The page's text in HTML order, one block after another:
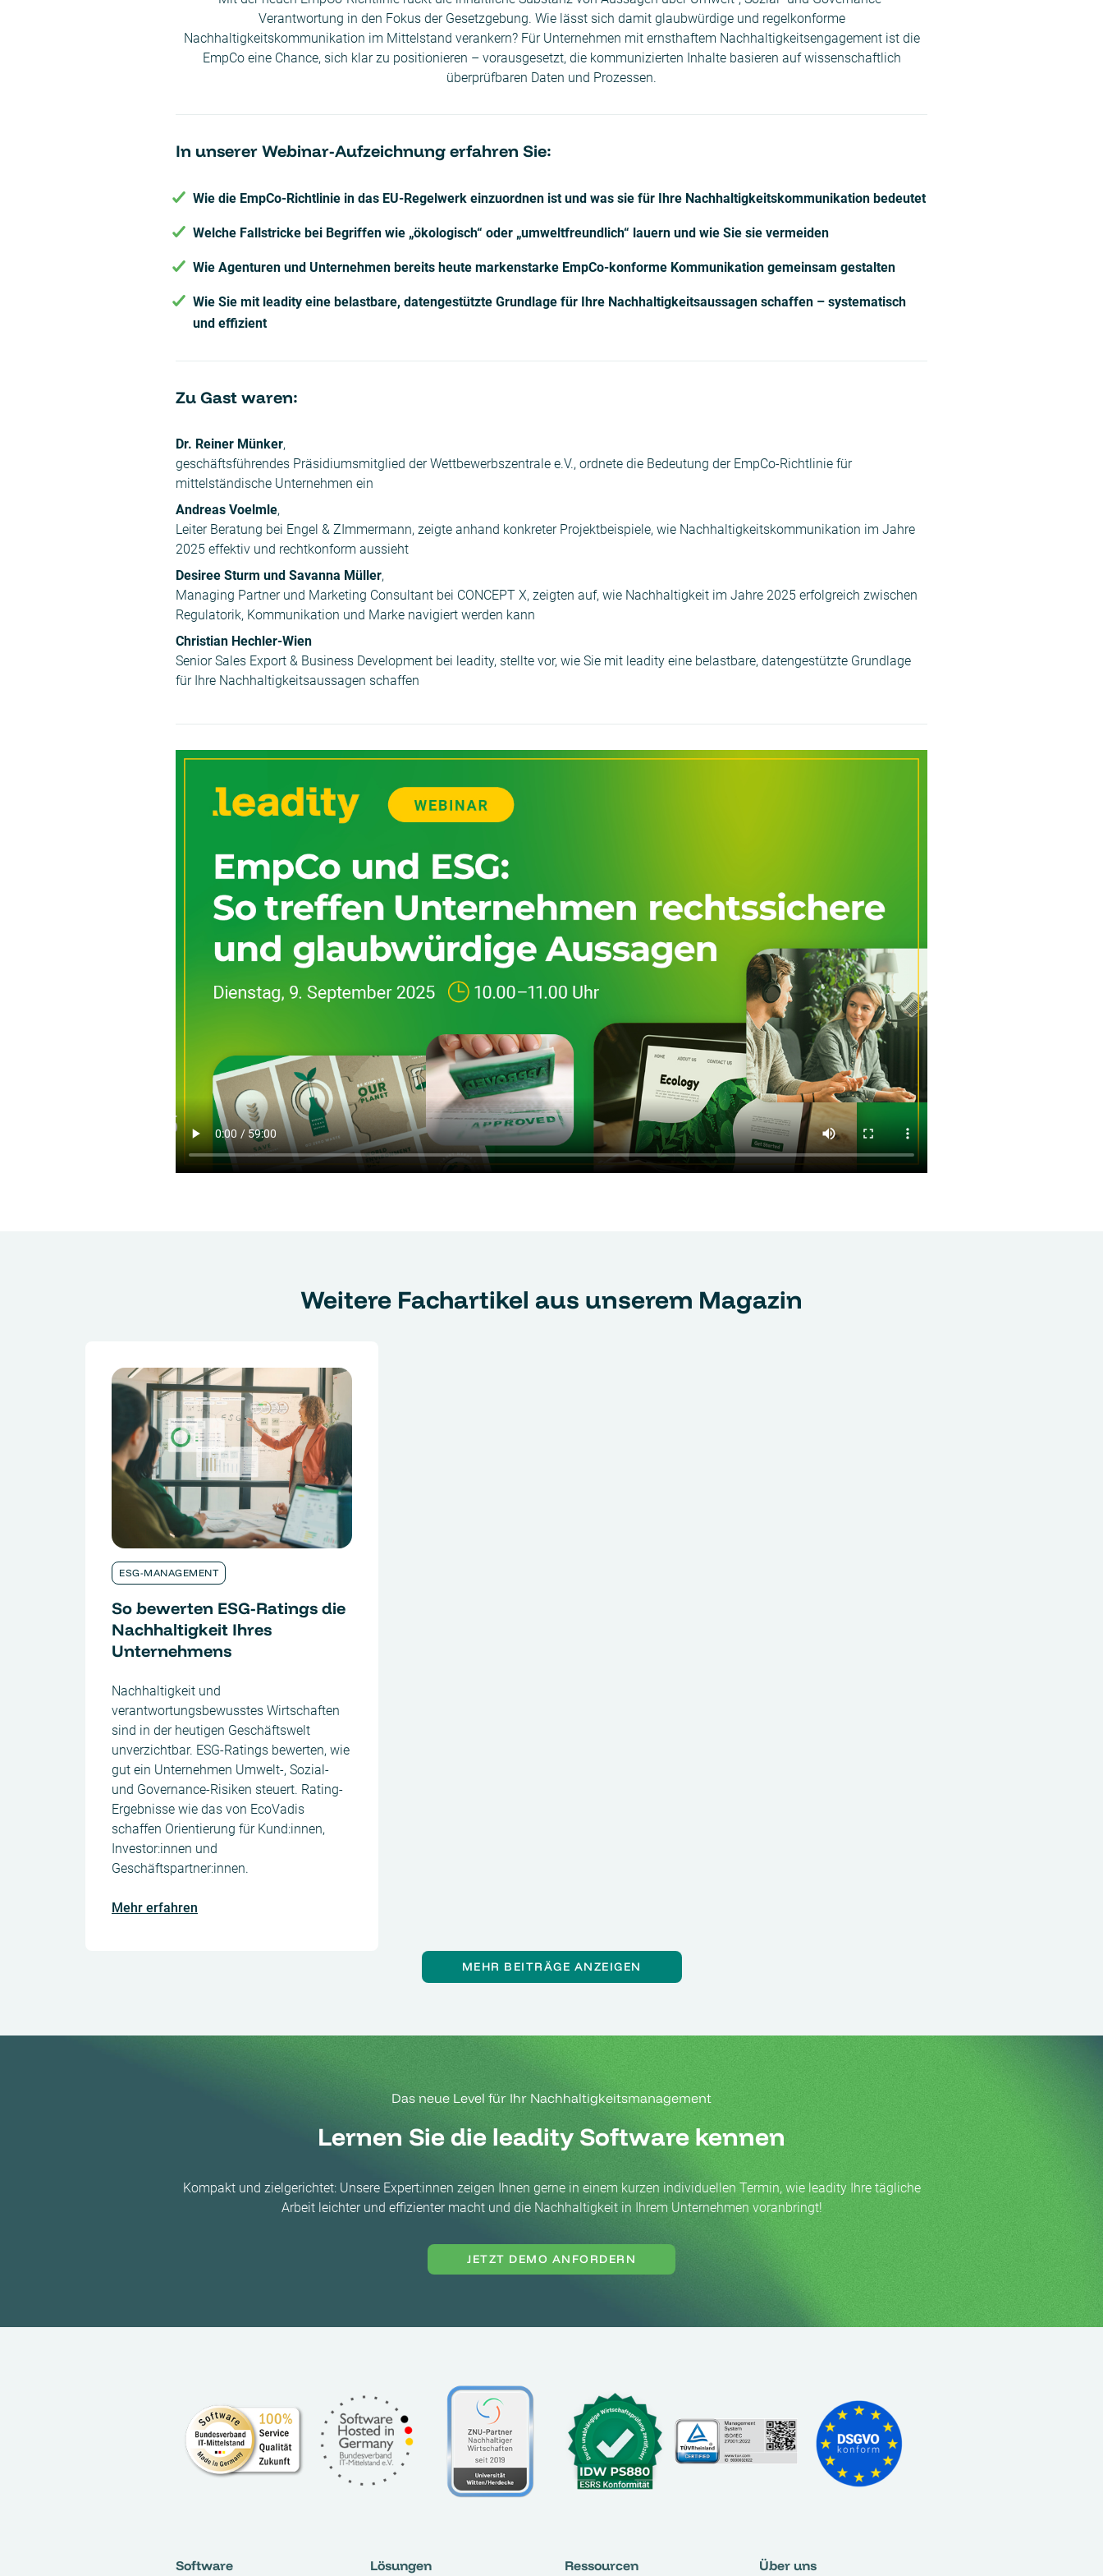
Verantwortung in den Fokus der Gesetzgebung. Wie lässt sich damit glaubwürdige und regelkonforme
Nachhaltigkeitskommunikation im Mittelstand verankern? Für Unternehmen mit ernsthaftem Nachhaltigkeitsengagement ist die
EmpCo eine Chance, sich klar zu positionieren – vorausgesetzt, die kommunizierten Inhalte basieren auf wissenschaftlich
überprüfbaren Daten und Prozessen.
In unserer Webinar-Aufzeichnung erfahren Sie:
Wie die EmpCo-Richtlinie in das EU-Regelwerk einzuordnen ist und was sie für Ihre Nachhaltigkeitskommunikation bedeutet
Welche Fallstricke bei Begriffen wie „ökologisch“ oder „umweltfreundlich“ lauern und wie Sie sie vermeiden
Wie Agenturen und Unternehmen bereits heute markenstarke EmpCo-konforme Kommunikation gemeinsam gestalten
Wie Sie mit leadity eine belastbare, datengestützte Grundlage für Ihre Nachhaltigkeitsaussagen schaffen – systematisch
und effizient
Zu Gast waren:
Dr. Reiner Münker,
geschäftsführendes Präsidiumsmitglied der Wettbewerbszentrale e.V., ordnete die Bedeutung der EmpCo-Richtlinie für
mittelständische Unternehmen ein
Andreas Voelmle,
Leiter Beratung bei Engel & ZImmermann, zeigte anhand konkreter Projektbeispiele, wie Nachhaltigkeitskommunikation im Jahre
2025 effektiv und rechtkonform aussieht
Desiree Sturm und Savanna Müller,
Managing Partner und Marketing Consultant bei CONCEPT X, zeigten auf, wie Nachhaltigkeit im Jahre 2025 erfolgreich zwischen
Regulatorik, Kommunikation und Marke navigiert werden kann
Christian Hechler-Wien
Senior Sales Export & Business Development bei leadity, stellte vor, wie Sie mit leadity eine belastbare, datengestützte Grundlage
für Ihre Nachhaltigkeitsaussagen schaffen
Weitere Fachartikel aus unserem Magazin
ESG-MANAGEMENT
So bewerten ESG-Ratings die
Nachhaltigkeit Ihres
Unternehmens
Nachhaltigkeit und
verantwortungsbewusstes Wirtschaften
sind in der heutigen Geschäftswelt
unverzichtbar. ESG-Ratings bewerten, wie
gut ein Unternehmen Umwelt-, Sozial-
und Governance-Risiken steuert. Rating-
Ergebnisse wie das von EcoVadis
schaffen Orientierung für Kund:innen,
Investor:innen und
Geschäftspartner:innen.
Mehr erfahren
MEHR BEITRÄGE ANZEIGEN
Das neue Level für Ihr Nachhaltigkeitsmanagement
Lernen Sie die leadity Software kennen
Kompakt und zielgerichtet: Unsere Expert:innen zeigen Ihnen gerne in einem kurzen individuellen Termin, wie leadity Ihre tägliche
Arbeit leichter und effizienter macht und die Nachhaltigkeit in Ihrem Unternehmen voranbringt!
JETZT DEMO ANFORDERN
Software Lösungen Ressourcen Über uns